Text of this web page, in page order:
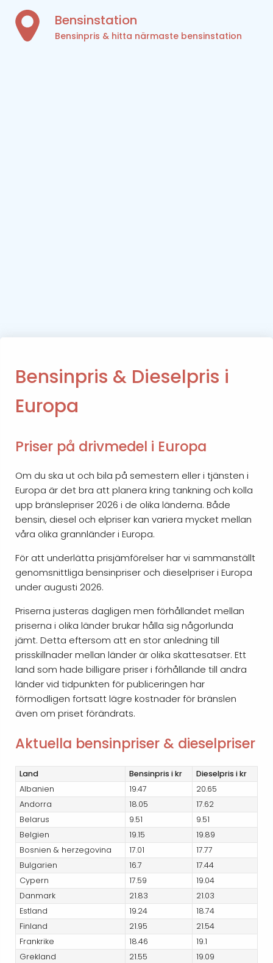
Bensinstation
Bensinpris & hitta närmaste bensinstation
Bensinpris & Dieselpris i
Europa
Priser på drivmedel i Europa
Om du ska ut och bila på semestern eller i tjänsten i
Europa är det bra att planera kring tankning och kolla
upp bränslepriser 2026 i de olika länderna. Både
bensin, diesel och elpriser kan variera mycket mellan
våra olika grannländer i Europa.
För att underlätta prisjämförelser har vi sammanställt
genomsnittliga bensinpriser och dieselpriser i Europa
under augusti 2026.
Priserna justeras dagligen men förhållandet mellan
priserna i olika länder brukar hålla sig någorlunda
jämt. Detta eftersom att en stor anledning till
prisskillnader mellan länder är olika skattesatser. Ett
land som hade billigare priser i förhållande till andra
länder vid tidpunkten för publiceringen har
förmodligen fortsatt lägre kostnader för bränslen
även om priset förändrats.
Aktuella bensinpriser & dieselpriser
Land Bensinpris i kr
Dieselpris i kr
Albanien
19.47
20.65
Andorra
18.05
17.62
Belarus
9.51
9.51
Belgien
19.15
19.89
Bosnien & herzegovina
17.01
17.77
Bulgarien
16.7
17.44
Cypern
17.59
19.04
Danmark
21.83
21.03
Estland
19.24
18.74
Finland
21.95
21.54
Frankrike
18.46
19.1
Grekland
21.55
19.09